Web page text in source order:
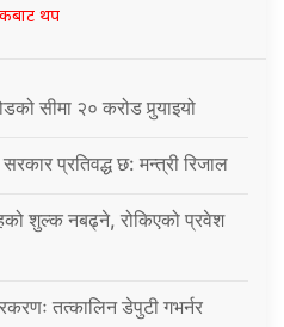
थप
सीमा २० करोड पुर्‍याइयो
प्रतिवद्ध छ: मन्त्री रिजाल
शुल्क नबढ्ने, रोकिएको प्रवेश
तत्कालिन डेपुटी गभर्नर